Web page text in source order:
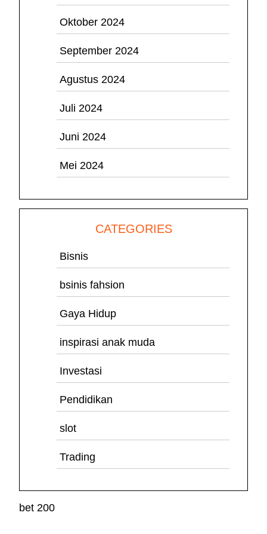
Oktober 2024
September 2024
Agustus 2024
Juli 2024
Juni 2024
Mei 2024
CATEGORIES
Bisnis
bsinis fahsion
Gaya Hidup
inspirasi anak muda
Investasi
Pendidikan
slot
Trading
bet 200